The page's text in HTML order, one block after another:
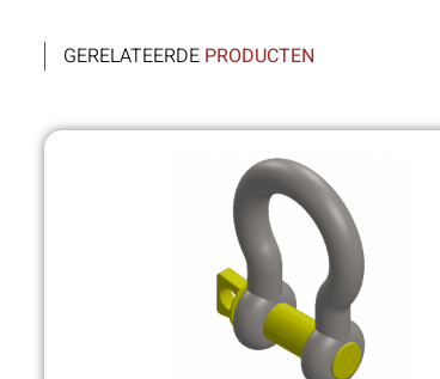
GERELATEERDE PRODUCTEN